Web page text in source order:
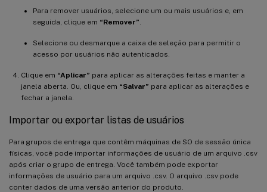
Para remover usuários, selecione um ou mais usuários e, em
seguida, clique em “Remover”
Selecione ou desmarque a caixa de seleção para permitir o
acesso por usuários não autenticados.
Clique em “Aplicar” para aplicar as alterações feitas e manter a
janela aberta. Ou, clique em “Salvar” para aplicar as alterações e
fechar a janela.
Importar ou exportar listas de usuários
Para grupos de entrega que contêm máquinas de SO de sessão única
físicas, você pode importar informações de usuário de um arquivo .csv
após criar o grupo de entrega. Você também pode exportar
informações de usuário para um arquivo .csv. O arquivo .csv pode
conter dados de uma versão anterior do produto.